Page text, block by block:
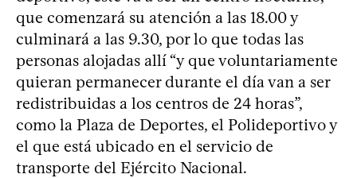
que comenzará su atención a las 18.00 y
culminará a las 9.30, por lo que todas las
personas alojadas allí “y que voluntariamente
quieran permanecer durante el día van a ser
redistribuidas a los centros de 24 horas”,
como la Plaza de Deportes, el Polideportivo y
el que está ubicado en el servicio de
transporte del Ejército Nacional.